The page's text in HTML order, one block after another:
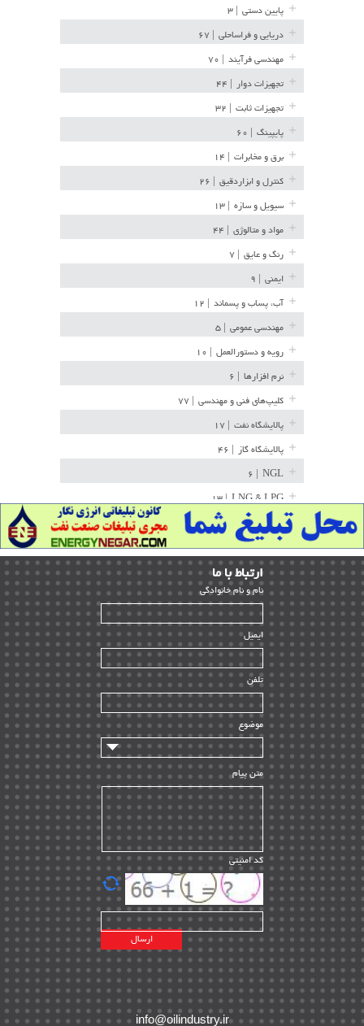
پایین دستی
دریایی و فراساحلی
مهندسی فرآیند
تجهیزات دوار
تجهیزات ثابت
پایپینگ
برق و مخابرات
کنترل و ابزاردقیق
سیویل و سازه
مواد و متالوژی
رنگ و عایق
ایمنی
آب، پساب و پسماند
مهندسی عمومی
رویه و دستورالعمل
نرم افزارها
کلیپ‌های فنی و مهندسی
پالایشگاه نفت
پالایشگاه گاز
NGL
LNG & LPG | ۱۳
خط لوله | ۳۶
مخازن ذخیره | ۱۵
پتروشیمی | ۱۴
بازرسی و QC | ۱۵
HSE | ۳۹
ساخت و نصب | ۱۲
راه اندازی | ۹
سازندگان و تامین کنندگان | ۱۰
تامین مالی و سرمایه گذاری | ۳۲
ماشین آلات
مدیریت پروژه
مدیریت دانش
مدیریت سازمانی و عمومی | ۲
تأمین کالا | ۱۳
EPC | ۲۰
پیمانکاران بین المللی | ۸
اطلاعات انرژی کشورها | ۱۴
پروژه های خارجی | ۱۵
نقشه های نفت و گاز خارجی | ۱۰
شرکت های نفتی | ۱۴
پلانت های فعال | ۴۰
ارﺗﺒﺎط ﺑﺎ ما
ﻧﺎم و ﻧﺎم ﺧﺎﻧﻮادﮔﻰ
ایمیل
تلفن
موضوع
متن پیام
کد امنیتی
info@oilindustry.ir